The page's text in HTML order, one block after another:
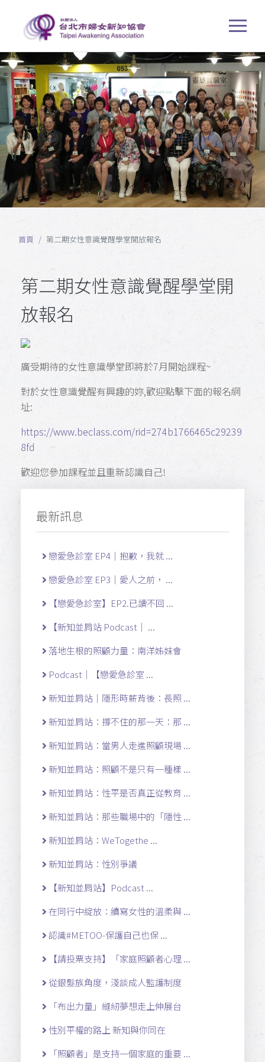
首頁 第二期女性意識覺醒學堂開放報名
第二期女性意識覺醒學堂開
放報名
廣受期待的女性意識學堂即將於7月開始課程~
對於女性意識覺醒有興趣的妳,歡迎點擊下面的報名網
址:
https://www.beclass.com/rid=274b1766465c29239
8fd
歡迎您參加課程並且重新認識自己!
最新訊息
戀愛急診室 EP4｜抱歉，我就 ...
戀愛急診室 EP3｜愛人之前， ...
【戀愛急診室】EP2.已讀不回 ...
【新知並肩站 Podcast｜ ...
落地生根的照顧力量：南洋姊妹會
Podcast｜【戀愛急診室 ...
新知並肩站｜隱形時薪背後：長照 ...
新知並肩站：撐不住的那一天：那 ...
新知並肩站：當男人走進照顧現場 ...
新知並肩站：照顧不是只有一種樣 ...
新知並肩站：性平是否真正從教育 ...
新知並肩站：那些職場中的「隱性 ...
新知並肩站：WeTogethe ...
新知並肩站：性別爭議
【新知並肩站】Podcast ...
在同行中綻放：續寫女性的溫柔與 ...
認識#METOO-保護自己也保 ...
【請投票支持】「家庭照顧者心理 ...
從銀髮族角度，淺談成人監護制度
「布出力量」縫紉夢想走上伸展台
性別平權的路上 新知與你同在
「照顧者」是支持一個家庭的重要 ...